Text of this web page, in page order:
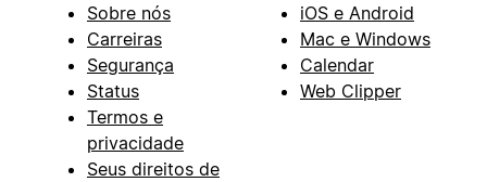
Sobre nós
Carreiras
Segurança
Status
Termos e
privacidade
Seus direitos de
iOS e Android
Mac e Windows
Calendar
Web Clipper